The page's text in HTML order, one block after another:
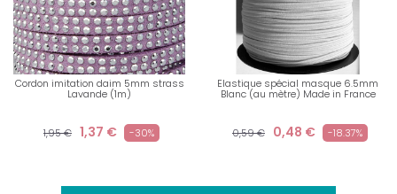
Cordon imitation daim 5mm strass
Lavande (1m)
1,95 € 1,37 € -30%
Elastique spécial masque 6.5mm
Blanc (au mètre) Made in France
0,59 € 0,48 € -18.37%